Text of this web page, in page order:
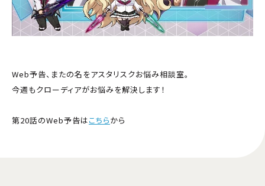
Web予告、またの名をアスタリスクお悩み相談室。
今週もクローディアがお悩みを解決します！
第20話のWeb予告はこちらから